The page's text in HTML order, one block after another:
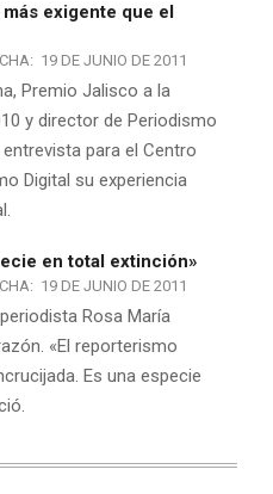
exigente que el
19 DE JUNIO DE 2011
Premio Jalisco a la
y director de Periodismo
para el Centro
Digital su experiencia
en total extinción»
19 DE JUNIO DE 2011
Rosa María
«El reporterismo
Es una especie